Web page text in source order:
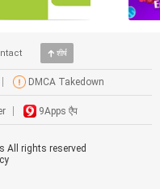
शीर्ष
DMCA Takedown
9Apps एैप
All rights reserved